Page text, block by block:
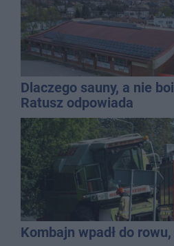
Dlaczego sauny, a nie
Ratusz odpowiada
Kombajn wpadł do